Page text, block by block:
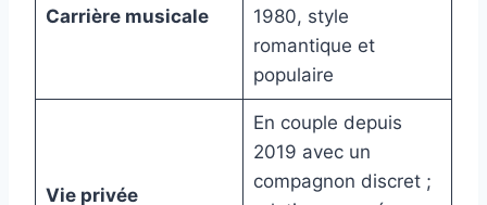
Carrière musicale
1980, style
romantique et
populaire
Vie privée
En couple depuis
2019 avec un
compagnon discret ;